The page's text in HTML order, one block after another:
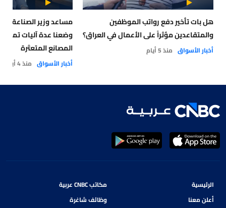
هل بات تأخير دفع رواتب الموظفين
والمتقاعدين مؤثراً على الأعمال في العراق؟
أخبار الأسواق منذ 5 أيام
وضعنا عدة آليات
المصانع المتعثرة
أخبار الأسواق منذ 4 أيام
الرئيسية
أعلن معنا
مكاتب CNBC عربية
وظائف شاغرة